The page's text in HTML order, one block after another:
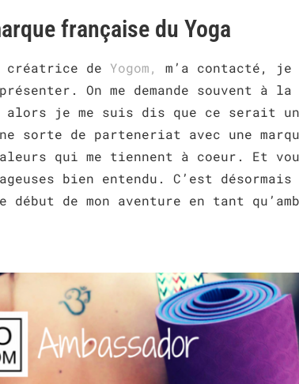
française du Yoga
créatrice de Yogom,
m’a contacté, je
On me demande souvent à
je me suis dis que ce serait
sorte de parteneriat avec une
qui me tiennent à coeur. Et
bien entendu. C’est désormais
de mon aventure en tant